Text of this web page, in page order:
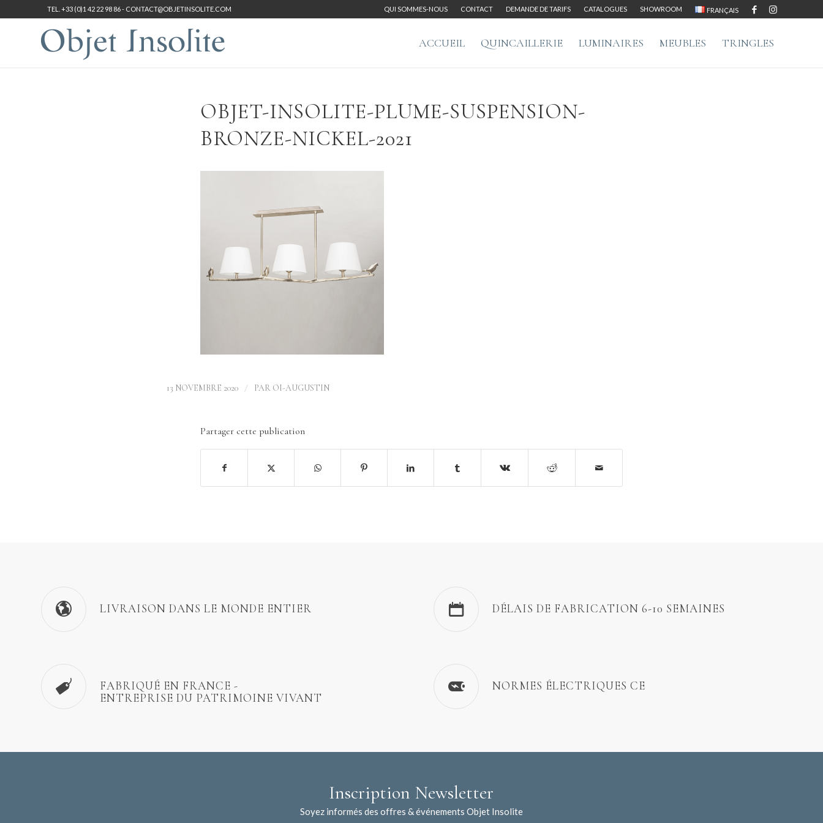
QUI SOMMES-NOUS CONTACT DEMANDE DE TARIFS CATALOGUES SHOWROOM FRANÇAIS
TEL. +33 (0)1 42 22 98 86 - CONTACT@OBJETINSOLITE.COM
ACCUEIL QUINCAILLERIE LUMINAIRES MEUBLES TRINGLES
OBJET-INSOLITE-PLUME-SUSPENSION-
BRONZE-NICKEL-2021
13 NOVEMBRE 2020 / PAR OI-AUGUSTIN
Partager cette publication
LIVRAISON DANS LE MONDE ENTIER DÉLAIS DE FABRICATION 6-10 SEMAINES
FABRIQUÉ EN FRANCE -
ENTREPRISE DU PATRIMOINE VIVANT
NORMES ÉLECTRIQUES CE
Inscription Newsletter
Soyez informés des offres & événements Objet Insolite